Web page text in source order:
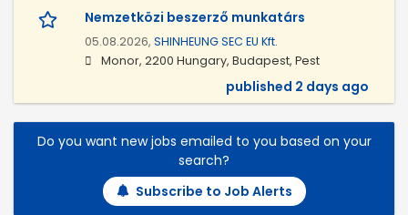
Nemzetközi beszerző munkatárs
05.08.2026, SHINHEUNG SEC EU Kft.
Monor, 2200 Hungary, Budapest, Pest
published 2 days ago
Do you want new jobs emailed to you based on your
search?
Subscribe to Job Alerts